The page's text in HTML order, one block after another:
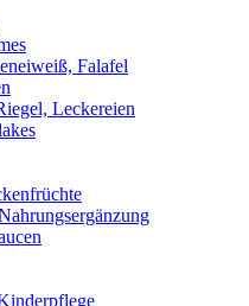
Falafel
Leckereien